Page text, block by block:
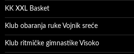
KK XXL Basket
Klub obaranja ruke Vojnik sreće
Klub ritmičke gimnastike Visoko